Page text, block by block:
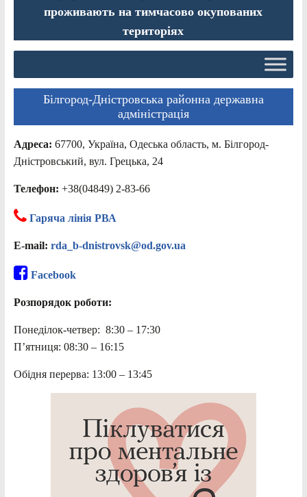
проживають на тимчасово окупованих
територіях
Білгород-Дністровська районна державна
адміністрація
Адреса: 67700, Україна, Одеська область, м. Білгород-
Дністровський, вул. Грецька, 24
Телефон: +38(04849) 2-83-66
Гаряча лінія РВА
E-mail: rda_b-dnistrovsk@od.gov.ua
Facebook
Розпорядок роботи:
Понеділок-четвер: 8:30 – 17:30
П’ятниця: 08:30 – 16:15
Обідня перерва: 13:00 – 13:45